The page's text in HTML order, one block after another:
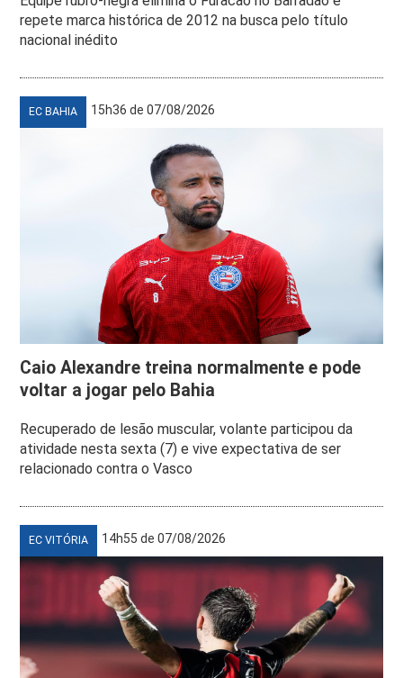
repete marca histórica de 2012 na busca pelo título
nacional inédito
EC BAHIA 15h36 de 07/08/2026
Caio Alexandre treina normalmente e pode
voltar a jogar pelo Bahia
Recuperado de lesão muscular, volante participou da
atividade nesta sexta (7) e vive expectativa de ser
relacionado contra o Vasco
EC VITÓRIA 14h55 de 07/08/2026